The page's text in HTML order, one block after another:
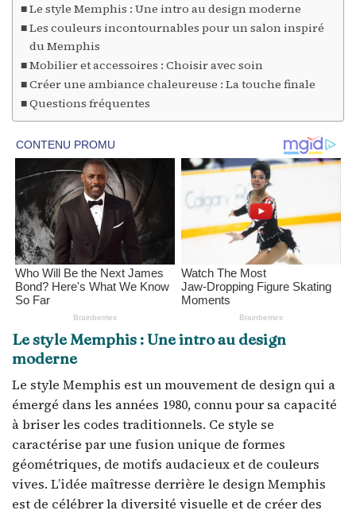
Le style Memphis : Une intro au design moderne
Les couleurs incontournables pour un salon inspiré
du Memphis
Mobilier et accessoires : Choisir avec soin
Créer une ambiance chaleureuse : La touche finale
Questions fréquentes
Le style Memphis : Une intro au design
moderne
Le style Memphis est un mouvement de design qui a
émergé dans les années 1980, connu pour sa capacité
à briser les codes traditionnels. Ce style se
caractérise par une fusion unique de formes
géométriques, de motifs audacieux et de couleurs
vives. L’idée maîtresse derrière le design Memphis
est de célébrer la diversité visuelle et de créer des